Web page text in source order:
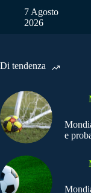
7 Agosto
2026
Di tendenza
e